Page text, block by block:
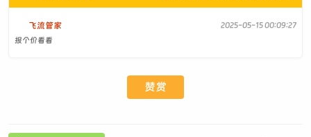
飞流管家
2025-05-15 00:09:27
报个价看看
赞赏